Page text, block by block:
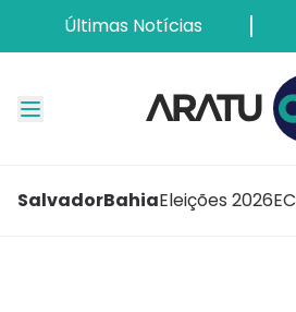
Últimas Notícias
SalvadorBahiaEleições 2026